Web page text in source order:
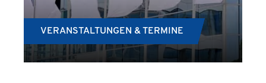
VERANSTALTUNGEN & TERMINE